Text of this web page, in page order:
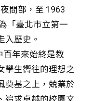
間部，至 1963
「臺北市立第一
入歷史。
年來始終是教
學生嚮往的理想之
奠基之上，兢業於
追求卓越的校園文